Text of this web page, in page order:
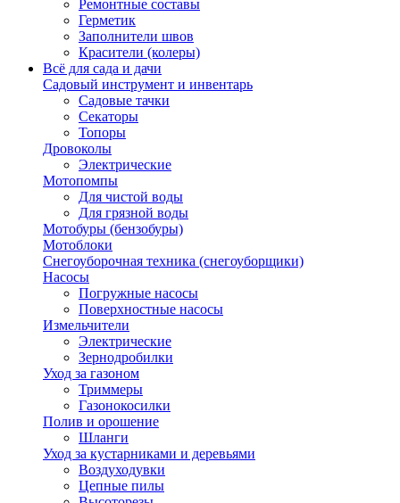
Ремонтные составы
Герметик
Заполнители швов
Красители (колеры)
Всё для сада и дачи
Садовый инструмент и инвентарь
Садовые тачки
Секаторы
Топоры
Дровоколы
Электрические
Мотопомпы
Для чистой воды
Для грязной воды
Мотобуры (бензобуры)
Мотоблоки
Снегоуборочная техника (снегоуборщики)
Насосы
Погружные насосы
Поверхностные насосы
Измельчители
Электрические
Зернодробилки
Уход за газоном
Триммеры
Газонокосилки
Полив и орошение
Шланги
Уход за кустарниками и деревьями
Воздуходувки
Цепные пилы